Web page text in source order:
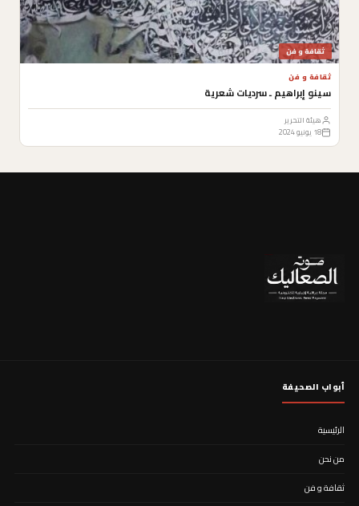
ثقافة و فن
ثقافة و فن
سينو إبراهيم ـ سرديات شعرية
هيئة التحرير
18 يونيو 2024
أبواب الصحيفة
الرئيسية
من نحن
ثقافة و فن